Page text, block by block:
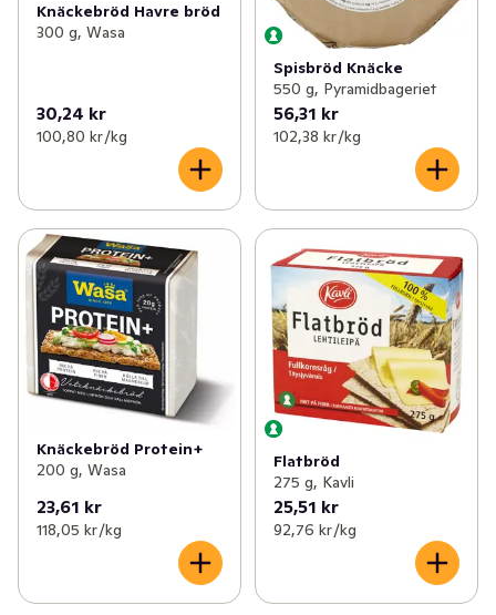
Knäckebröd Havre bröd
300 g, Wasa
30,24 kr
100,80 kr /kg
Spisbröd Knäcke
550 g, Pyramidbageriet
56,31 kr
102,38 kr /kg
Knäckebröd Protein+
200 g, Wasa
23,61 kr
118,05 kr /kg
Flatbröd
275 g, Kavli
25,51 kr
92,76 kr /kg